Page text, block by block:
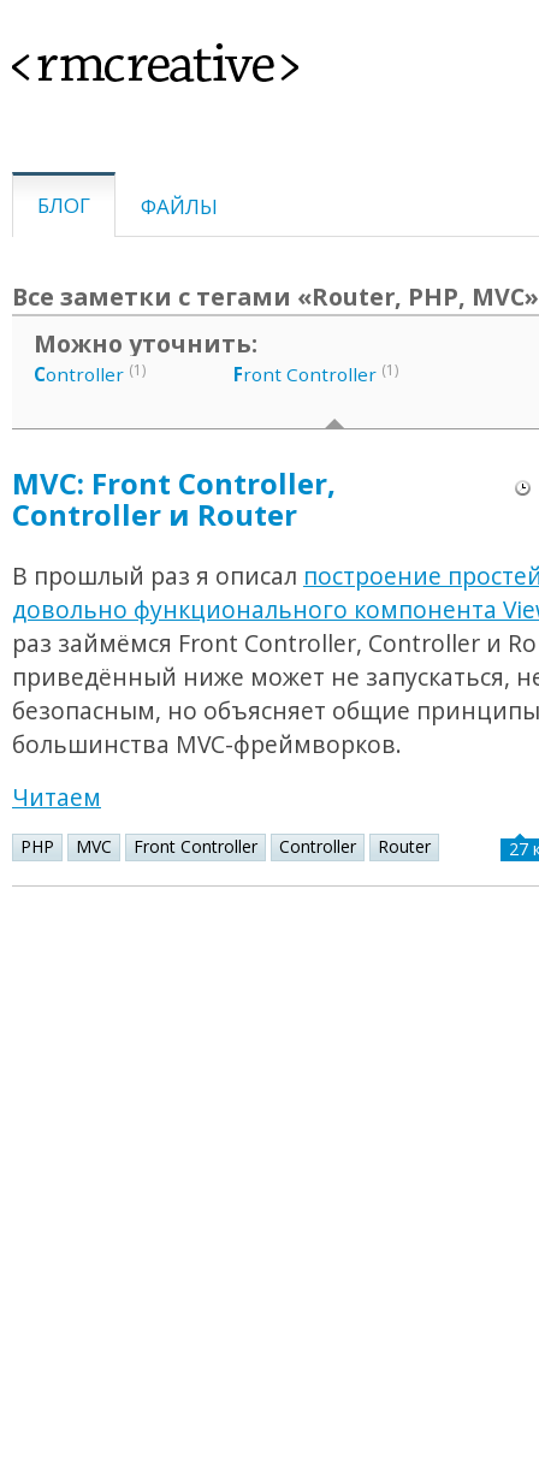
<rmcreative>
БЛОГ ФАЙЛЫ
Все заметки с тегами «Router, PHP, MVC»
Можно уточнить:
Controller (1) Front Controller (1)
MVC: Front Controller,
Controller и Router
В прошлый раз я описал построение
довольно функционального компонента
раз займёмся Front Controller, Controller и
приведённый ниже может не запускаться,
безопасным, но объясняет общие
большинства MVC-фреймворков.
Читаем
PHP MVC Front Controller Controller Router 27